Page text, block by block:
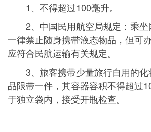
1、不得超过100毫升。
2、中国民用航空局规定：乘坐
一律禁止随身携带液态物品，但可
应符合民航运输有关规定。
3、旅客携带少量旅行自用的化
品限带一件，其容器容积不得超过
于独立袋内，接受开瓶检查。